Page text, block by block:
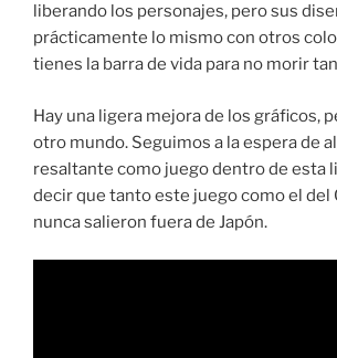
liberando los personajes, pero sus
prácticamente lo mismo con otros
tienes la barra de vida para no morir
Hay una ligera mejora de los gráficos,
otro mundo. Seguimos a la espera de
resaltante como juego dentro de esta
decir que tanto este juego como el del
nunca salieron fuera de Japón.